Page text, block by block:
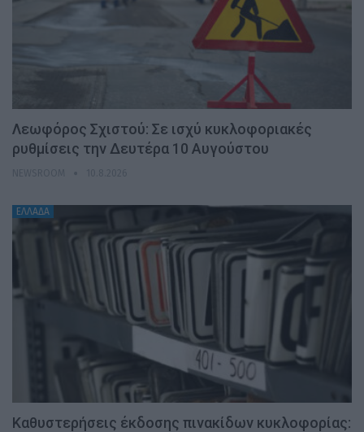
Λεωφόρος Σχιστού: Σε ισχύ κυκλοφοριακές
ρυθμίσεις την Δευτέρα 10 Αυγούστου
ΕΛΛΑΔΑ
Καθυστερήσεις έκδοσης πινακίδων κυκλοφορίας: